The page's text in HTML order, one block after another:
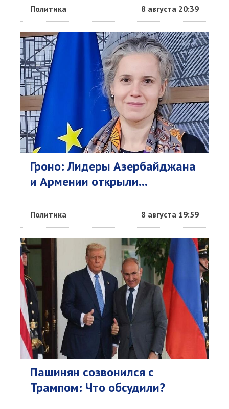
Политика 8 августа 20:39
Гроно: Лидеры Азербайджана
и Армении открыли...
Политика 8 августа 19:59
Пашинян созвонился с
Трампом: Что обсудили?